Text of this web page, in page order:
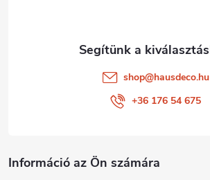
Információ az Ön számára
shop@hausdeco.hu
+36 176 54 675